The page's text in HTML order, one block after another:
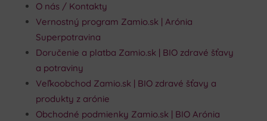
O nás / Kontakty
Vernostný program Zamio.sk | Arónia
Superpotravina
Doručenie a platba Zamio.sk | BIO zdravé šťavy
a potraviny
Veľkoobchod Zamio.sk | BIO zdravé šťavy a
produkty z arónie
Obchodné podmienky Zamio.sk | BIO Arónia